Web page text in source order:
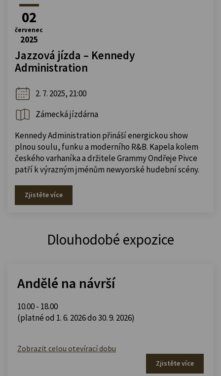
02
červenec
2025
Jazzová jízda – Kennedy
Administration
2. 7. 2025, 21:00
Zámecká jízdárna
Kennedy Administration přináší energickou show
plnou soulu, funku a moderního R&B. Kapela kolem
českého varhaníka a držitele Grammy Ondřeje Pivce
patří k výrazným jménům newyorské hudební scény.
Zjistěte více
Dlouhodobé expozice
Andělé na návrší
10.00 - 18.00
(platné od 1. 6. 2026 do 30. 9. 2026)
Zobrazit celou otevírací dobu
Zjistěte více